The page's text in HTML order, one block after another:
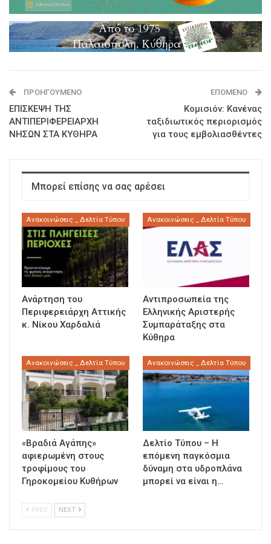
ΠΡΟΗΓΟΎΜΕΝΟ
ΕΠΙΣΚΕΨΗ ΤΗΣ
ΑΝΤΙΠΕΡΙΦΕΡΕΙΑΡΧΗ
ΝΗΣΩΝ ΣΤΑ ΚΥΘΗΡΑ
ΕΠΌΜΕΝΟ
Κομισιόν: Κανένας
ταξιδιωτικός περιορισμός
για τους εμβολιασθέντες
Μπορεί επίσης να σας αρέσει
Ανακοινώσεις _ Δελτία Τύπου
Ανάρτηση του
Περιφερειάρχη Αττικής
κ. Νίκου Χαρδαλιά
Ανακοινώσεις _ Δελτία Τύπου
Αντιπροσωπεία της
Ελληνικής Αριστερής
Συμπαράταξης στα
Κύθηρα
Ανακοινώσεις _ Δελτία Τύπου
«Βραδιά Αγάπης»
αφιερωμένη στους
τροφίμους του
Γηροκομείου Κυθήρων
Ανακοινώσεις _ Δελτία Τύπου
Δελτίο Τύπου – Η
επόμενη παγκόσμια
δύναμη στα υδροπλάνα
μπορεί να είναι η…
PREV NEXT